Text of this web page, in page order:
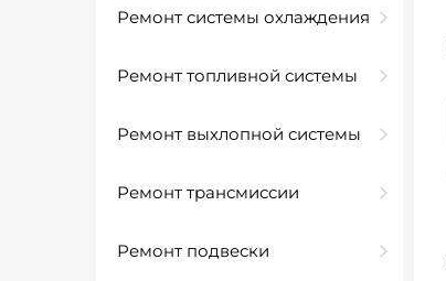
Ремонт системы охлаждения
Ремонт топливной системы
Ремонт выхлопной системы
Ремонт трансмиссии
Ремонт подвески